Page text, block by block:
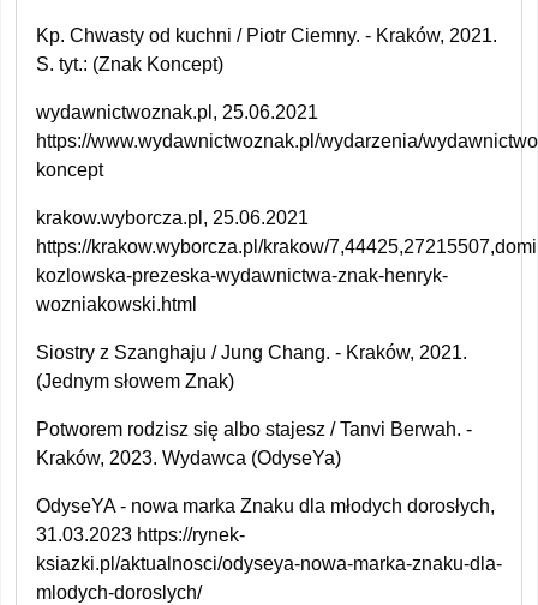
Kp. Chwasty od kuchni / Piotr Ciemny. - Kraków, 2021.
S. tyt.: (Znak Koncept)
wydawnictwoznak.pl, 25.06.2021
https://www.wydawnictwoznak.pl/wydarzenia/
koncept
krakow.wyborcza.pl, 25.06.2021
https://krakow.wyborcza.pl/krakow/
kozlowska-prezeska-wydawnictwa-znak-henryk-
wozniakowski.html
Siostry z Szanghaju / Jung Chang. - Kraków, 2021.
(Jednym słowem Znak)
Potworem rodzisz się albo stajesz / Tanvi Berwah. -
Kraków, 2023. Wydawca (OdyseYa)
OdyseYA - nowa marka Znaku dla młodych dorosłych,
31.03.2023 https://rynek-
ksiazki.pl/aktualnosci/odyseya-nowa-marka-znaku-dla-
mlodych-doroslych/